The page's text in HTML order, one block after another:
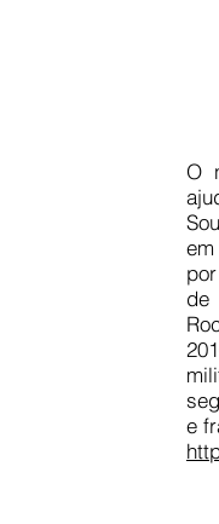
O
de
e